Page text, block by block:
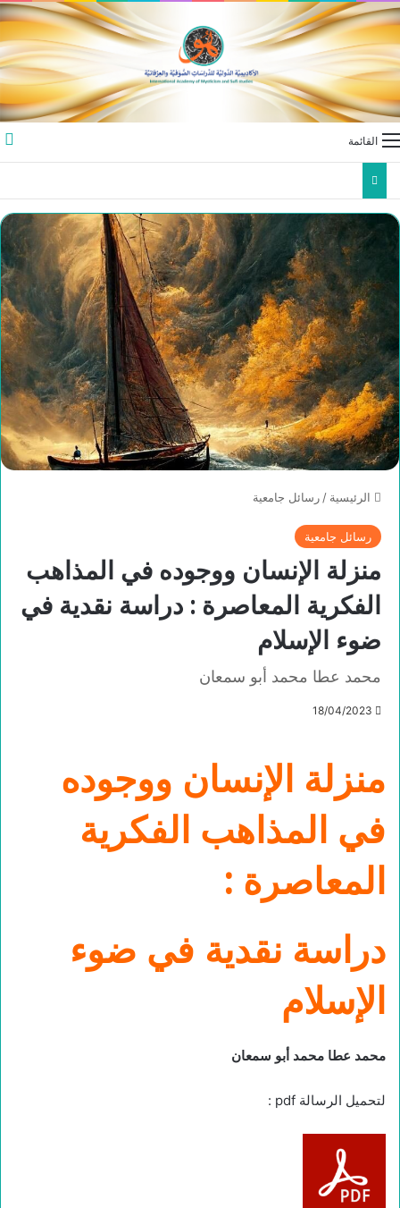
القائمة
الرئيسية / رسائل جامعية
رسائل جامعية
منزلة الإنسان ووجوده في المذاهب
الفكرية المعاصرة : دراسة نقدية في
ضوء الإسلام
محمد عطا محمد أبو سمعان
18/04/2023
منزلة الإنسان ووجوده
في المذاهب الفكرية
المعاصرة :
دراسة نقدية في ضوء
الإسلام
محمد عطا محمد أبو سمعان
لتحميل الرسالة pdf :